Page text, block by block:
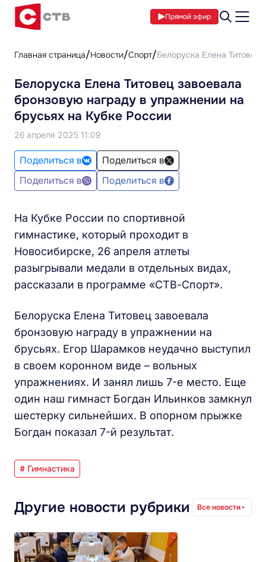
Прямой эфир
Главная страница Новости Спорт Белоруска Елена Титовец
Белоруска Елена Титовец завоевала
бронзовую награду в упражнении на
брусьях на Кубке России
26 апреля 2025 11:09
Поделиться в
Поделиться в
Поделиться в
Поделиться в
На Кубке России по спортивной
гимнастике, который проходит в
Новосибирске, 26 апреля атлеты
разыгрывали медали в отдельных видах,
рассказали в программе «СТВ-Спорт».
Белоруска Елена Титовец завоевала
бронзовую награду в упражнении на
брусьях. Егор Шарамков неудачно выступил
в своем коронном виде – вольных
упражнениях. И занял лишь 7-е место. Еще
один наш гимнаст Богдан Ильинков замкнул
шестерку сильнейших. В опорном прыжке
Богдан показал 7-й результат.
# Гимнастика
Другие новости рубрики Все новости